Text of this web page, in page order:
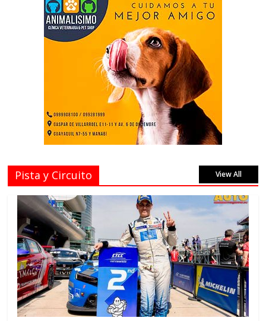
Pista y Circuito View All